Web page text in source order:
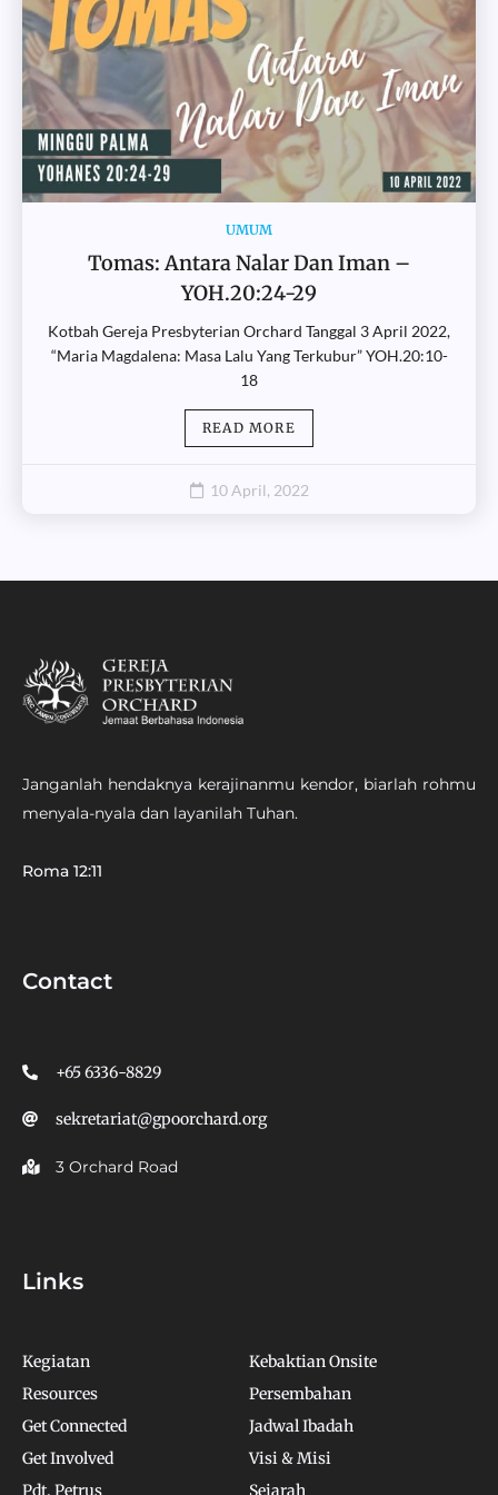
UMUM
Tomas: Antara Nalar Dan Iman –
YOH.20:24-29
Kotbah Gereja Presbyterian Orchard Tanggal 3 April 2022,
“Maria Magdalena: Masa Lalu Yang Terkubur” YOH.20:10-
18
READ MORE
10 April, 2022
Janganlah hendaknya kerajinanmu kendor, biarlah rohmu
menyala-nyala dan layanilah Tuhan.
Roma 12:11
Contact
+65 6336-8829
sekretariat@gpoorchard.org
3 Orchard Road
Links
Kegiatan
Resources
Get Connected
Get Involved
Pdt. Petrus
Kebaktian Onsite
Persembahan
Jadwal Ibadah
Visi & Misi
Sejarah